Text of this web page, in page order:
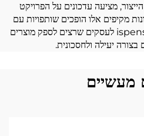
מציעה עדכונים על הפרויקט
מקיפים אלו הופכים שותפויות עם
יצרני בובות מקצועיים לאispensable לעסקים שרצים לספק מוצרים
יעילה ולחסכונית.
מעשיים